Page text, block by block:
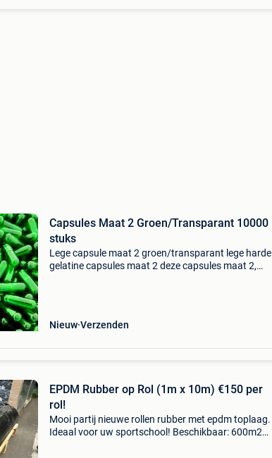
Capsules Maat 2 Groen/Transparant 10000
stuks
Lege capsule maat 2 groen/transparant lege harde
gelatine capsules maat 2 deze capsules maat 2,
Nieuw Verzenden
EPDM Rubber op Rol (1m x 10m) €150 per
rol!
Mooi partij nieuwe rollen rubber met epdm toplaag.
Ideaal voor uw sportschool! Beschikbaar: 600m2